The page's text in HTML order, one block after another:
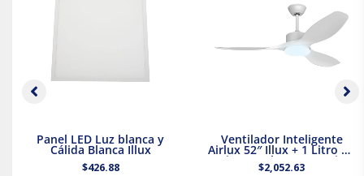
Panel LED Luz blanca y
Cálida Blanca Illux
$426.88
Ventilador Inteligente
Airlux 52″ Illux + 1 Litro de
Pintura Blanca Acuario
$2,052.63